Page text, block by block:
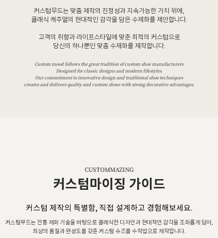
커스텀무드는 맞춤 제작의 진정성과 지속가능한 가치 위에,
클래식 캐주얼의 현대적인 감각을 담은 수제화를 제안합니다.
고객의 취향과 라이프스타일에 맞춘 최적의 커스텀으로
당신의 하나뿐인 맞춤 수제화를 제작합니다.
Custom mood follows the great tradition of custom shoe manufacturers
Designed for classic designs and modern lifestyles.
Our commitment to innovative design and traditional shoe techniques
creates and delivers quality and custom shoes with strong decorative advantages.
CUSTOMMAZING
커스텀마이징 가이드
커스텀 제작의 특별함, 직접 설계하고 경험해보세요.
커스텀무드는 전통 제화 기술을 바탕으로 클래식한 디자인과 현대적인 감각을 조화롭게 담아,
최상의 품질과 완성도를 갖춘 커스텀 슈즈를 수작업으로 제작합니다.